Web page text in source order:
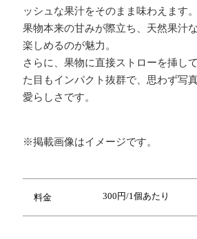
ッシュな果汁をそのまま味わえます。
果物本来の甘みが際立ち、天然果汁
楽しめるのが魅力。
さらに、果物に直接ストローを挿し
た目もインパクト抜群で、思わず写
愛らしさです。
※掲載画像はイメージです。
料金 300円/1個あたり